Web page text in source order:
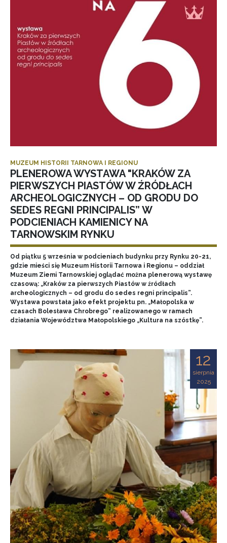
MUZEUM HISTORII TARNOWA I REGIONU
PLENEROWA WYSTAWA "KRAKÓW ZA
PIERWSZYCH PIASTÓW W ŹRÓDŁACH
ARCHEOLOGICZNYCH – OD GRODU DO
SEDES REGNI PRINCIPALIS” W
PODCIENIACH KAMIENICY NA
TARNOWSKIM RYNKU
Od piątku 5 września w podcieniach budynku przy Rynku 20-21,
gdzie mieści się Muzeum Historii Tarnowa i Regionu – oddział
Muzeum Ziemi Tarnowskiej oglądać można plenerową wystawę
czasową: „Kraków za pierwszych Piastów w źródłach
archeologicznych – od grodu do sedes regni principalis”.
Wystawa powstała jako efekt projektu pn. „Małopolska w
czasach Bolesława Chrobrego” realizowanego w ramach
działania Województwa Małopolskiego „Kultura na szóstkę”.
12
sierpnia
2025